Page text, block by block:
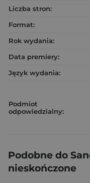
Liczba stron:
Format:
Rok wydania:
Data premiery:
Język wydania:
Podmiot
odpowiedzialny:
Podobne do
nieskończone